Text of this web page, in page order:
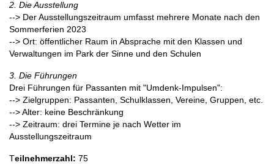
2. Die Ausstellung
--> Der Ausstellungszeitraum umfasst mehrere Monate nach den
Sommerferien 2023
--> Ort: öffentlicher Raum in Absprache mit den Klassen und
Verwaltungen im Park der Sinne und den Schulen
3. Die Führungen
Drei Führungen für Passanten mit "Umdenk-Impulsen":
--> Zielgruppen: Passanten, Schulklassen, Vereine, Gruppen, etc.
--> Alter: keine Beschränkung
--> Zeitraum: drei Termine je nach Wetter im
Ausstellungszeitraum
Teilnehmerzahl: 75